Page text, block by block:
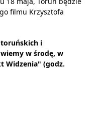
filmu Krzysztofa
i
w środę, w
Widzenia" (godz.